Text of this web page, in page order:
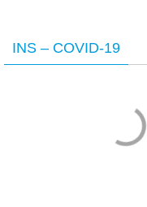
INS – COVID-19